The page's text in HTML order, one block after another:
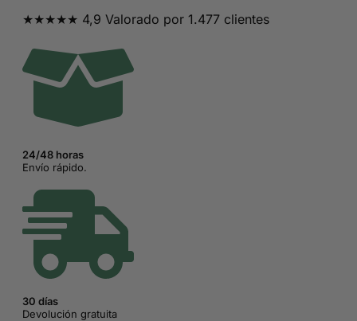
★★★★★ 4,9 Valorado por 1.477 clientes
24/48 horas
Envío rápido.
30 días
Devolución gratuita